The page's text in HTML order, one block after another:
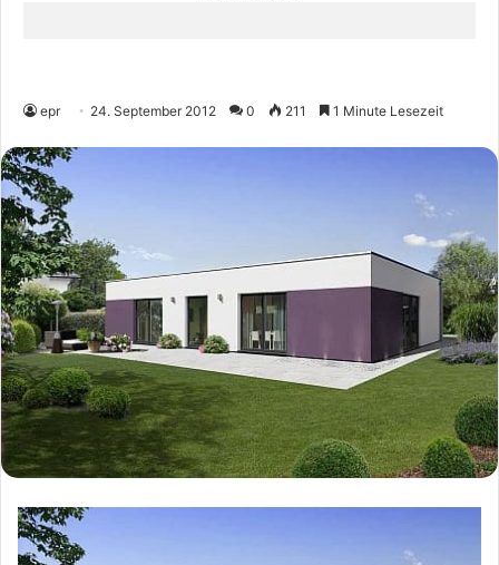
epr 24. September 2012 0 211 1 Minute Lesezeit